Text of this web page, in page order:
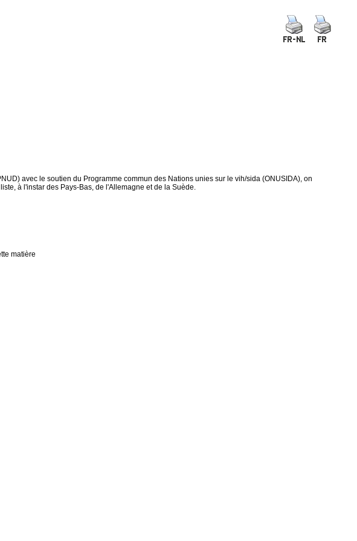
avec le soutien du Programme commun des Nations unies sur le vih/sida (ONUSIDA), on
à l'instar des Pays­-Bas, de l'Allemagne et de la Suède.
matière